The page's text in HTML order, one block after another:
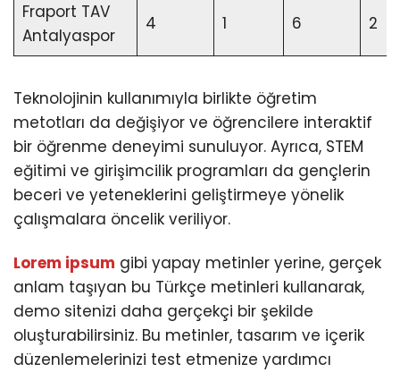
Fraport TAV
Antalyaspor
4 1 6 2
Teknolojinin kullanımıyla birlikte öğretim
metotları da değişiyor ve öğrencilere interaktif
bir öğrenme deneyimi sunuluyor. Ayrıca, STEM
eğitimi ve girişimcilik programları da gençlerin
beceri ve yeteneklerini geliştirmeye yönelik
çalışmalara öncelik veriliyor.
Lorem ipsum gibi yapay metinler yerine, gerçek
anlam taşıyan bu Türkçe metinleri kullanarak,
demo sitenizi daha gerçekçi bir şekilde
oluşturabilirsiniz. Bu metinler, tasarım ve içerik
düzenlemelerinizi test etmenize yardımcı